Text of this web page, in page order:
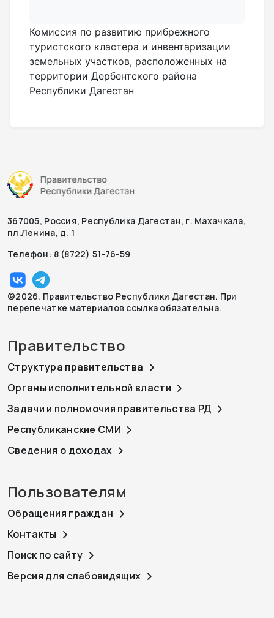
Комиссия по развитию прибрежного
туристского кластера и инвентаризации
земельных участков, расположенных на
территории Дербентского района
Республики Дагестан
367005, Россия, Республика Дагестан, г. Махачкала,
пл.Ленина, д. 1
Телефон: 8 (8722) 51-76-59
©2026. Правительство Республики Дагестан. При
перепечатке материалов ссылка обязательна.
Правительство
Структура правительства
Органы исполнительной власти
Задачи и полномочия правительства РД
Республиканские СМИ
Сведения о доходах
Пользователям
Обращения граждан
Контакты
Поиск по сайту
Версия для слабовидящих